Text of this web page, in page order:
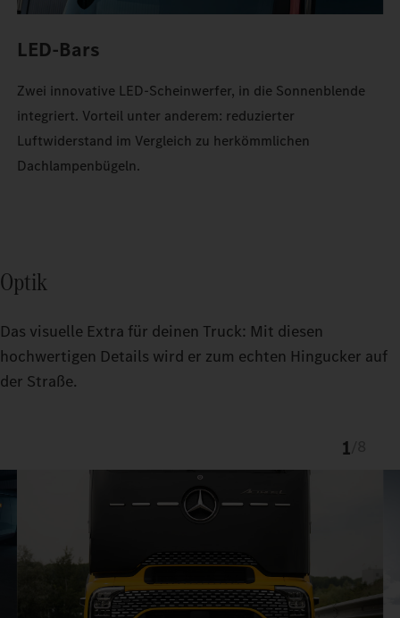
LED-Bars
Zwei innovative LED-Scheinwerfer, in die Sonnenblende
integriert. Vorteil unter anderem: reduzierter
Luftwiderstand im Vergleich zu herkömmlichen
Dachlampenbügeln.
Optik
Das visuelle Extra für deinen Truck: Mit diesen
hochwertigen Details wird er zum echten Hingucker auf
der Straße.
1